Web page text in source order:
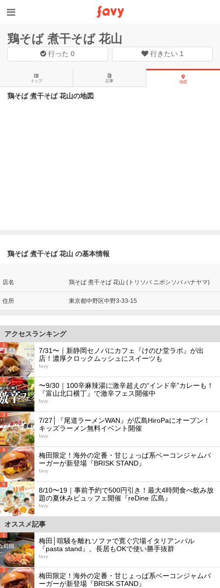
鶏そば 煮干そば 花山
行った0 行きたい 1
トップ 記事 地図
鶏そば 煮干そば 花山の地図
鶏そば 煮干そば 花山 の基本情報
店名 鶏そば 煮干そば 花山 (トリソバ ニボシソバ ハナヤマ)
住所 東京都中野区中野3-33-15
アクセスランキング
1
7/31〜｜新静岡セノバにカフェ『けのひ堂ラボ』が出
店！濃厚クロックムッシュにスイーツも
favy
2
〜9/30｜100辛麻辣湯に激辛超えの“インド辛”カレーも！
『富山北口横丁』で激辛フェス開催中
favy
3
7/27│『尾道ラーメンWAN』が広島HiroPaにオープン！
キッズラーメン無料イベント開催
favy
4
梅田限定！海外の定番・甘じょっぱ系ベーコンジャムバ
ーガーが新登場『BRISK STAND』
favy
5
8/10〜19｜事前予約で500円引き！最大4時間食べ飲み放
題の夏休みビュッフェ開催『reDine 広島』
favy
オススメ記事
1
梅田│喧騒を離れソファで寛ぐ穴場イタリアンバル
『pasta stand』。長居もOKで使い勝手抜群
favy
2
梅田限定！海外の定番・甘じょっぱ系ベーコンジャムバ
ーガーが新登場『BRISK STAND』